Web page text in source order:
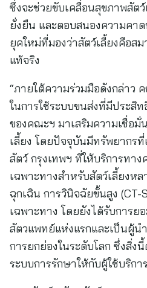
ซึ่งจะช่วยขับเคลื่อนสุขภาพสัตว์
ยั่งยืน และตอบสนองความคาด
ยุคใหม่ที่มองว่าสัตว์เลี้ยงคือส
แท้จริง
“ภายใต้ความร่วมมือดังกล่าว
ในการใช้ระบบขนส่งที่มีประสิ
ของคณะฯ มาเสริมความเชื่อมั่
เลี้ยง โดยปัจจุบันมีทรัพยากร
สัตว์ กรุงเทพฯ ที่ให้บริการทา
เฉพาะทางสำหรับสัตว์เลี้ยงห
ฉุกเฉิน การวินิจฉัยขั้นสูง (CT-
เฉพาะทาง โดยยังได้รับการย
สัตวแพทย์แห่งแรกและเป็นผู้น
การยกย่องในระดับโลก ซึ่งสิ่ง
ระบบการรักษาให้กับผู้ใช้บริกา